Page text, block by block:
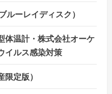
ルーレイディスク）
体温計・株式会社オーケ
イルス感染対策
定版）